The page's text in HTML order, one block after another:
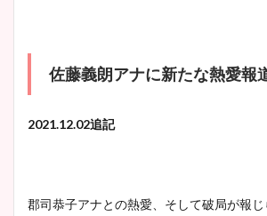
佐藤義朗アナに新たな熱愛報
2021.12.02追記
郡司恭子アナとの熱愛、そして破局が報